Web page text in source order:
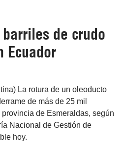
de crudo
Ecuador
La rotura de un oleoducto
de más de 25 mil
de Esmeraldas, según
Nacional de Gestión de
hoy.